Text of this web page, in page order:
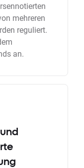
mehreren
reguliert.
an.